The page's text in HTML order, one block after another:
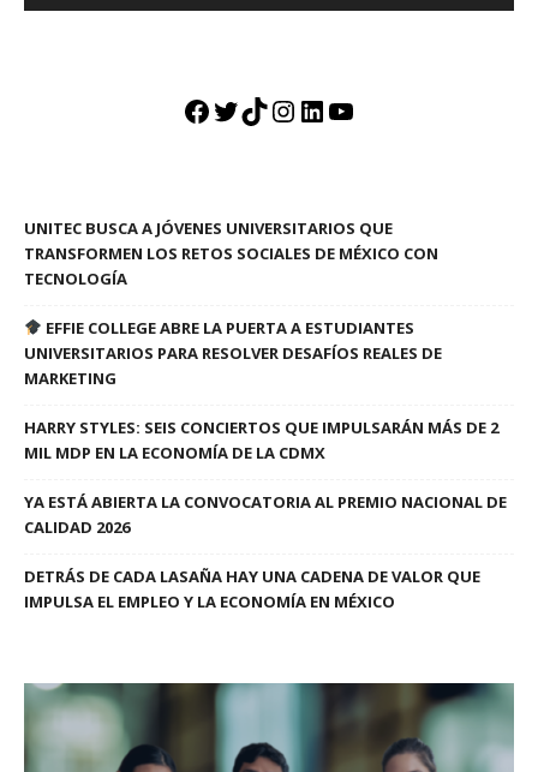
Facebook
Twitter
TikTok
Instagram
LinkedIn
YouTube
UNITEC BUSCA A JÓVENES UNIVERSITARIOS QUE
TRANSFORMEN LOS RETOS SOCIALES DE MÉXICO CON
TECNOLOGÍA
EFFIE COLLEGE ABRE LA PUERTA A ESTUDIANTES
UNIVERSITARIOS PARA RESOLVER DESAFÍOS REALES DE
MARKETING
HARRY STYLES: SEIS CONCIERTOS QUE IMPULSARÁN MÁS DE 2
MIL MDP EN LA ECONOMÍA DE LA CDMX
YA ESTÁ ABIERTA LA CONVOCATORIA AL PREMIO NACIONAL DE
CALIDAD 2026
DETRÁS DE CADA LASAÑA HAY UNA CADENA DE VALOR QUE
IMPULSA EL EMPLEO Y LA ECONOMÍA EN MÉXICO